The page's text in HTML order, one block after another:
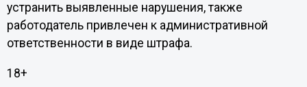
устранить выявленные нарушения, также
работодатель привлечен к административной
ответственности в виде штрафа.
18+